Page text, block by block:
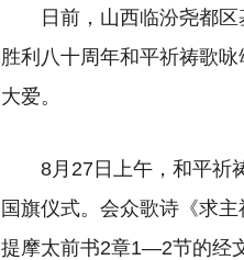
日前，山西临汾尧都
胜利八十周年和平祈祷歌
大爱。
8月27日上午，和平祈
国旗仪式。会众歌诗《求
提摩太前书2章1—2节的经